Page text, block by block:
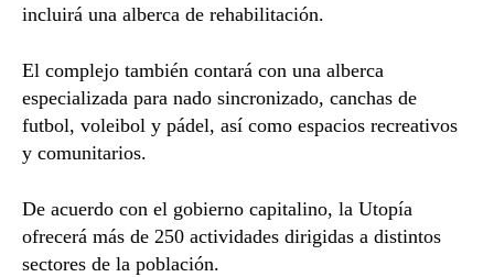
incluirá una alberca de rehabilitación.
El complejo también contará con una alberca
especializada para nado sincronizado, canchas de
futbol, voleibol y pádel, así como espacios recreativos
y comunitarios.
De acuerdo con el gobierno capitalino, la Utopía
ofrecerá más de 250 actividades dirigidas a distintos
sectores de la población.